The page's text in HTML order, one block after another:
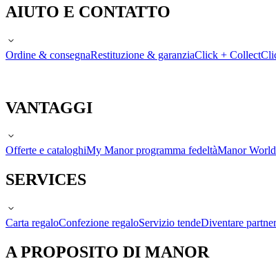
AIUTO E CONTATTO
Ordine & consegnaRestituzione & garanziaClick + Collect
VANTAGGI
Offerte e cataloghiMy Manor programma fedeltàManor
SERVICES
Carta regaloConfezione regaloServizio tendeDiventare partner
A PROPOSITO DI MANOR